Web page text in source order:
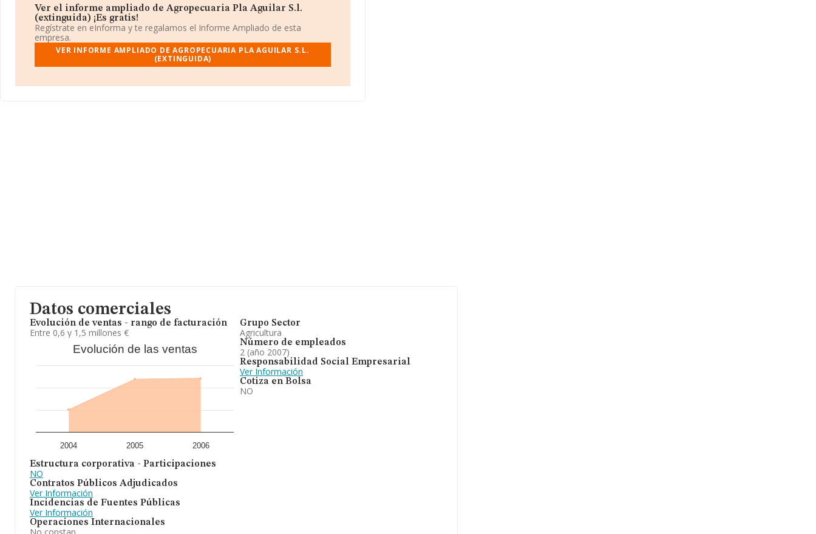
información a disposición de INFORMA, ha contado con un número de empleados
inferior a la media de sector.
La empresaAgropecuaria Pla Aguilar S.L. (extinguida)
tiene su domicilio social establecido en Calle Menor núm. 22, (25212), en el
municipio de Les Pallargues, en Lleida, Cataluña.
sector, en el ámbito nacional la facturación alcanza la cifra de 2.873 millones de
Ver el informe ampliado de Agropecuaria Pla Aguilar S.l.
(extinguida) ¡Es gratis!
Regístrate en eInforma y te regalamos el Informe Ampliado de esta
empresa.
VER INFORME AMPLIADO DE AGROPECUARIA PLA AGUILAR S.L.
(EXTINGUIDA)
Datos comerciales
Evolución de ventas - rango de facturación
Entre 0,6 y 1,5 millones €
Evolución de las ventas
2004 2005 2006
Estructura corporativa - Participaciones
NO
Contratos Públicos Adjudicados
Ver Información
Incidencias de Fuentes Públicas
Ver Información
Operaciones Internacionales
Grupo Sector
Agricultura
Número de empleados
2 (año 2007)
Responsabilidad Social Empresarial
Ver Información
Cotiza en Bolsa
NO